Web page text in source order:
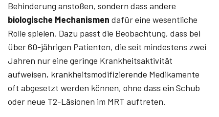
Behinderung anstoßen, sondern dass andere
biologische Mechanismen dafür eine wesentliche
Rolle spielen. Dazu passt die Beobachtung, dass bei
über 60-jährigen Patienten, die seit mindestens zwei
Jahren nur eine geringe Krankheitsaktivität
aufweisen, krankheitsmodifizierende Medikamente
oft abgesetzt werden können, ohne dass ein Schub
oder neue T2-Läsionen im MRT auftreten.